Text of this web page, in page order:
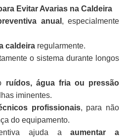
Evitar Avarias na Caldeira
anual , especialmente
caldeira regularmente.
o sistema durante longos
ruídos, água fria ou pressão
iminentes.
profissionais, para não
do equipamento.
ajuda aaumentar a